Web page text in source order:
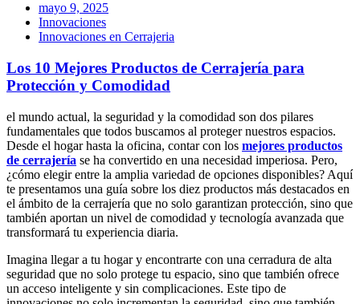
mayo 9, 2025
Innovaciones
Innovaciones en Cerrajeria
Los 10 Mejores Productos de Cerrajería para
Protección y Comodidad
el mundo actual, la seguridad y la comodidad son dos pilares
fundamentales que todos buscamos al proteger nuestros espacios.
Desde el hogar hasta la oficina, contar con los mejores productos
de cerrajería se ha convertido en una necesidad imperiosa. Pero,
¿cómo elegir entre la amplia variedad de opciones disponibles? Aquí
te presentamos una guía sobre los diez productos más destacados en
el ámbito de la cerrajería que no solo garantizan protección, sino que
también aportan un nivel de comodidad y tecnología avanzada que
transformará tu experiencia diaria.
Imagina llegar a tu hogar y encontrarte con una cerradura de alta
seguridad que no solo protege tu espacio, sino que también ofrece
un acceso inteligente y sin complicaciones. Este tipo de